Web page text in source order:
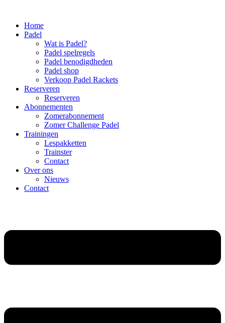
Home
Padel
Wat is Padel?
Padel spelregels
Padel benodigdheden
Padel shop
Verkoop Padel Rackets
Reserveren
Reserveren
Abonnementen
Zomerabonnement
Zomer Challenge Padel
Trainingen
Lespakketten
Trainster
Contact
Over ons
Nieuws
Contact